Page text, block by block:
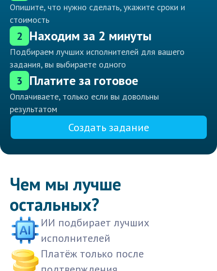
Опишите, что нужно сделать, укажите сроки и
стоимость
2 Находим за 2 минуты
Подбираем лучших исполнителей для вашего
задания, вы выбираете одного
3 Платите за готовое
Оплачиваете, только если вы довольны
результатом
Создать задание
Чем мы лучше
остальных?
ИИ подбирает лучших
исполнителей
Платёж только после